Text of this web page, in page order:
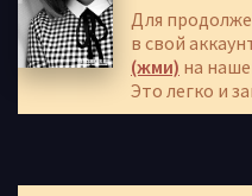
Для
в свой
(жми) на
Это легко и